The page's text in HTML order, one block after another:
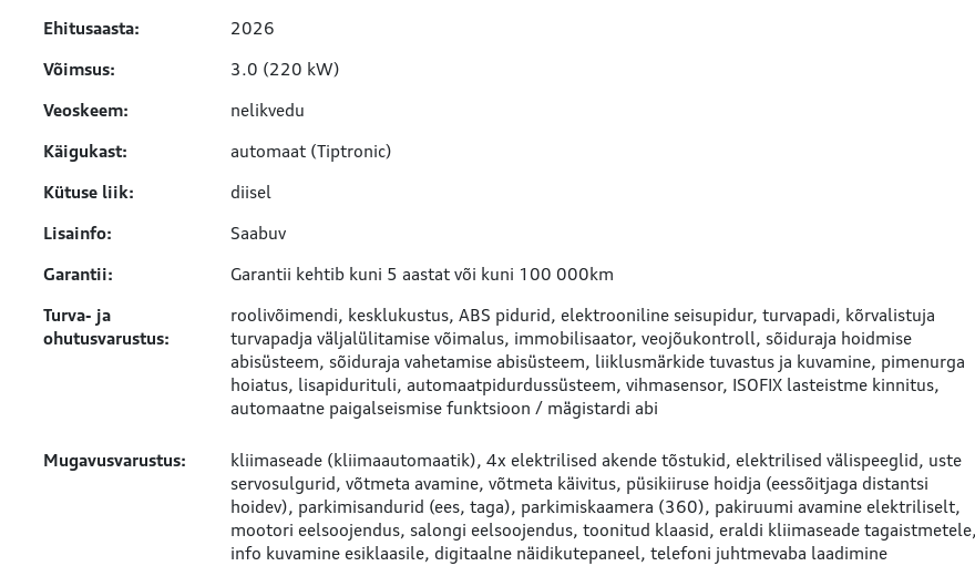
Ehitusaasta:
2026
Võimsus:
3.0 (220 kW)
Veoskeem:
nelikvedu
Käigukast:
automaat (Tiptronic)
Kütuse liik:
diisel
Lisainfo:
Saabuv
Garantii:
Garantii kehtib kuni 5 aastat või kuni 100 000km
Turva- ja
ohutusvarustus:
roolivõimendi kesklukustus ABS pidurid elektrooniline seisupidur turvapadi
kõrvalistuja
turvapadja väljalülitamise võimalus immobilisaator veojõukontroll sõiduraja hoidmise
abisüsteem sõiduraja vahetamise abisüsteem liiklusmärkide tuvastus ja kuvamine pimenurga
hoiatus lisapidurituli automaatpidurdussüsteem vihmasensor ISOFIX lasteistme kinnitus
automaatne paigalseismise funktsioon / mägistardi abi
Mugavusvarustus: kliimaseade (kliimaautomaatik) 4x elektrilised akende tõstukid elektrilised välispeeglid
uste
servosulgurid võtmeta avamine võtmeta käivitus püsikiiruse hoidja (eessõitjaga distantsi
hoidev) parkimisandurid (ees, taga) parkimiskaamera (360) pakiruumi avamine elektriliselt
mootori eelsoojendus salongi eelsoojendus toonitud klaasid
eraldi kliimaseade tagaistmetele
info kuvamine esiklaasile digitaalne näidikutepaneel telefoni juhtmevaba laadimine